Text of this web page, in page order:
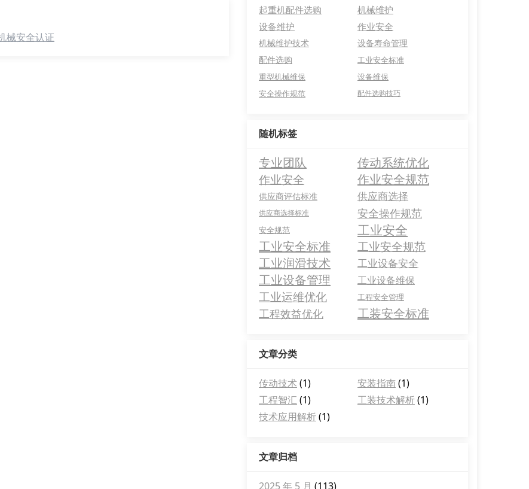
械安全认证
起重机配件选购
机械维护
设备维护
作业安全
机械维护技术
设备寿命管理
配件选购
工业安全标准
重型机械维保
设备维保
安全操作规范
配件选购技巧
随机标签
专业团队 传动系统优化
作业安全 作业安全规范
供应商评估标准 供应商选择
供应商选择标准 安全操作规范
安全规范 工业安全
工业安全标准 工业安全规范
工业润滑技术 工业设备安全
工业设备管理 工业设备维保
工业运维优化 工程安全管理
工程效益优化 工装安全标准
文章分类
传动技术(1) 安装指南(1)
工程智汇 (1) 工装技术解析(1)
技术应用解析(1)
文章归档
2025 年 5 月 (113)